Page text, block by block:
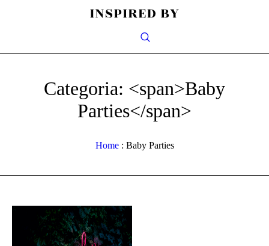
Categoria: <span>Baby
Parties</span>
Home : Baby Parties